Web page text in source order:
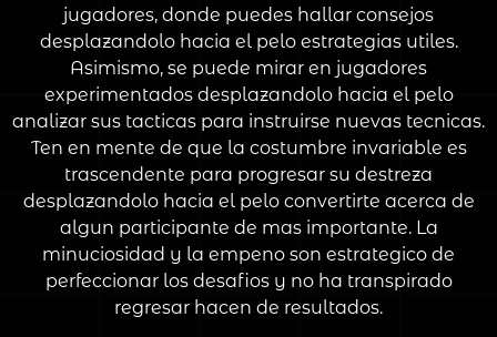
jugadores, donde puedes hallar consejos
desplazandolo hacia el pelo estrategias utiles.
Asimismo, se puede mirar en jugadores
experimentados desplazandolo hacia el pelo
analizar sus tacticas para instruirse nuevas tecnicas.
Ten en mente de que la costumbre invariable es
trascendente para progresar su destreza
desplazandolo hacia el pelo convertirte acerca de
algun participante de mas importante. La
minuciosidad y la empeno son estrategico de
perfeccionar los desafios y no ha transpirado
regresar hacen de resultados.